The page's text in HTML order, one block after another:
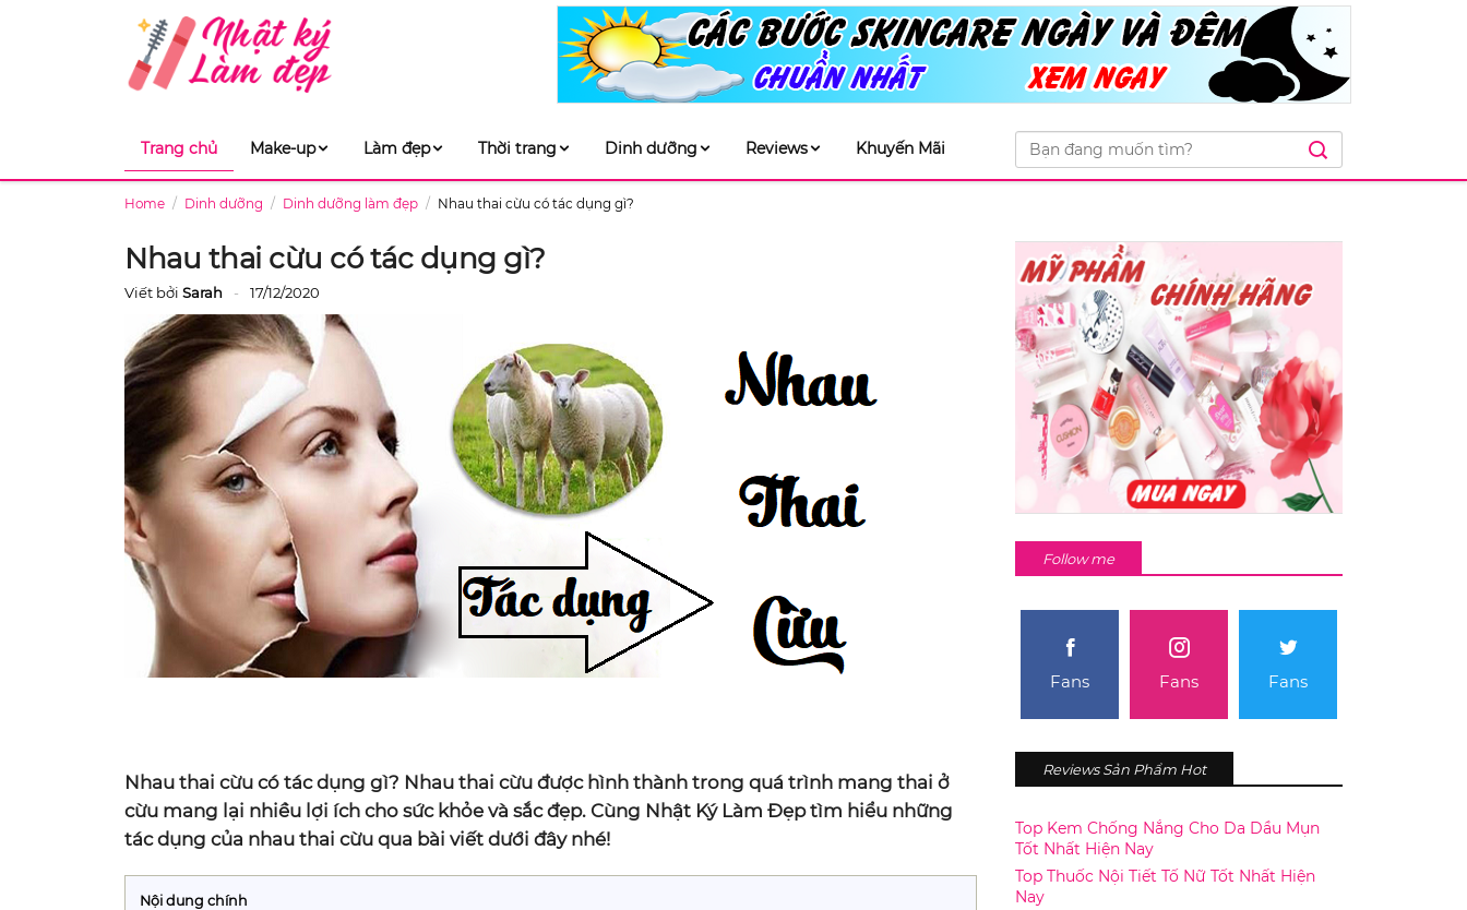
Trang chủ Make-up Làm đẹp Thời trang Dinh dưỡng Reviews Khuyến Mãi
Home Dinh dưỡng Dinh dưỡng làm đẹp Nhau thai cừu có tác dụng gì?
Nhau thai cừu có tác dụng gì?
Viết bởi Sarah 17/12/2020
Nhau thai cừu có tác dụng gì? Nhau thai cừu được hình thành trong quá trình mang thai ở
cừu mang lại nhiều lợi ích cho sức khỏe và sắc đẹp. Cùng Nhật Ký Làm Đẹp tìm hiểu những
tác dụng của nhau thai cừu qua bài viết dưới đây nhé!
Nội dung chính
Follow me
Fans Fans Fans
Reviews Sản Phẩm Hot
Top Kem Chống Nắng Cho Da Dầu Mụn
Tốt Nhất Hiện Nay
Top Thuốc Nội Tiết Tố Nữ Tốt Nhất Hiện
Nay